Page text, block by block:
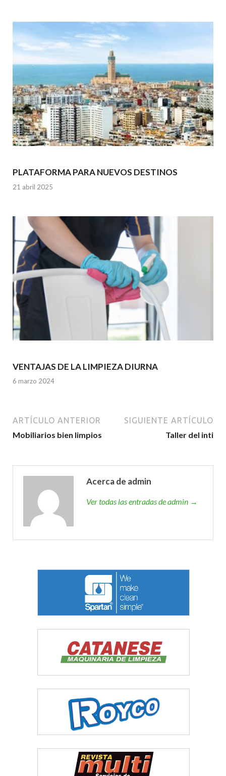
PLATAFORMA PARA NUEVOS DESTINOS
21 abril 2025
VENTAJAS DE LA LIMPIEZA DIURNA
6 marzo 2024
ARTÍCULO ANTERIOR
Mobiliarios bien limpios
SIGUIENTE ARTÍCULO
Taller del inti
Acerca de admin
Ver todas las entradas de admin →